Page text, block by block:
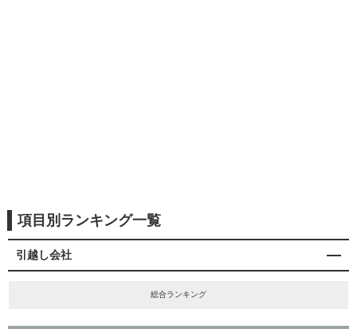
項目別ランキング一覧
引越し会社
総合ランキング